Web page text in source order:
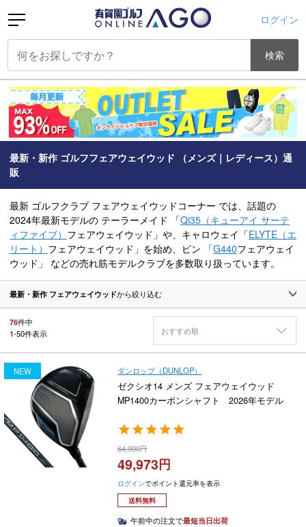
ログイン
検索
最新・新作 ゴルフフェアウェイウッド （メンズ｜レディース）通
販
最新 ゴルフクラブ フェアウェイウッドコーナー では、話題の
2024年最新モデルの テーラーメイド 「Qi35（キューアイ サーテ
ィファイブ） フェアウェイウッド」や、キャロウェイ「ELYTE（エ
リート） フェアウェイウッド」を始め、ピン 「G440フェアウェイ
ウッド」 などの売れ筋モデルクラブを多数取り扱っています。
最新・新作 フェアウェイウッドから絞り込む
76件中
1-50件表示 おすすめ順
NEW ダンロップ（DUNLOP）
ゼクシオ14 メンズ フェアウェイウッド
MP1400カーボンシャフト 2026年モデル
64,900
49,973
ログインでポイント還元率を表示
送料無料
午前中の注文で最短当日出荷